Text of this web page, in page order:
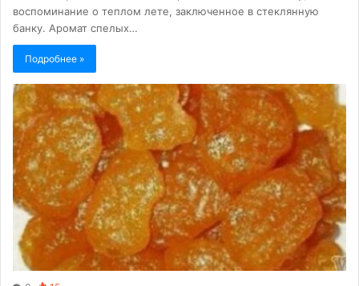
воспоминание о теплом лете, заключенное в стеклянную
банку. Аромат спелых…
Подробнее »